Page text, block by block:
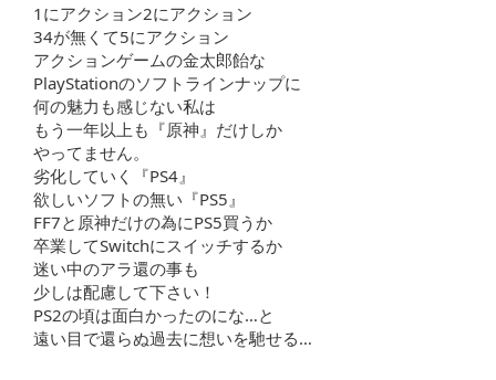
1にアクション2にアクション
34が無くて5にアクション
アクションゲームの金太郎飴な
PlayStationのソフトラインナップに
何の魅力も感じない私は
もう一年以上も『原神』だけしか
やってません。
劣化していく『PS4』
欲しいソフトの無い『PS5』
FF7と原神だけの為にPS5買うか
卒業してSwitchにスイッチするか
迷い中のアラ還の事も
少しは配慮して下さい！
PS2の頃は面白かったのにな…と
遠い目で還らぬ過去に想いを馳せる…